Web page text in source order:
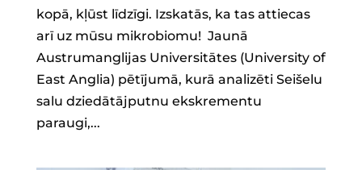
kopā, kļūst līdzīgi. Izskatās, ka tas attiecas
arī uz mūsu mikrobiomu! Jaunā
Austrumanglijas Universitātes (University of
East Anglia) pētījumā, kurā analizēti Seišelu
salu dziedātājputnu ekskrementu
paraugi,...